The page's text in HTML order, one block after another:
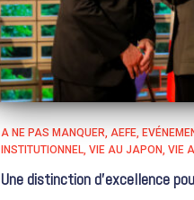
A NE PAS MANQUER AEFE
INSTITUTIONNEL VIE AU JAPON VIE
Une distinction d’excellence